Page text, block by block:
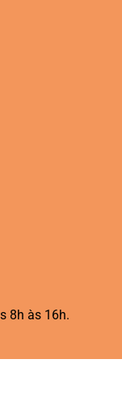
8h às 16h.